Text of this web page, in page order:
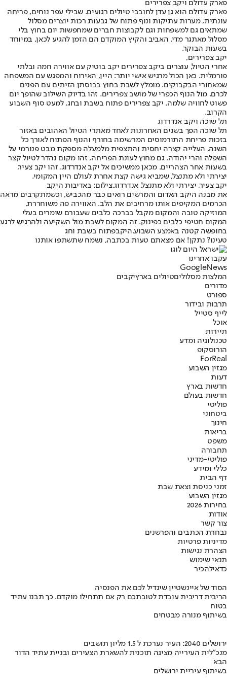
פארק עדולם ויקב צפרירים
פארק עדולם הוא גן עדן לחובבי טיולים רגועים. שבילי עפר נוחים, פריחה
עונתית, מערות עתיקות ונוף פתוח של גבעות רכות יוצרים מסלול
שמתאים גם למשפחות וגם לקבוצות חברים שמחפשות יום בחוץ בלי
מסלול מאתגר מדי. האביב והקיץ המוקדם הם הזמן להגיע לכאן, במיוחד
בשעות הבוקר.
יקב צפרירים,
אחרי הטיול, עוצרים ביקב צפרירים יקב בוטיק עם אווירה חמה ובלתי
פורמלית. כאן הכול מרגיש אישי יותר: היין, האירוח והמפגש עם המשפחה
שמאחורי הבקבוקים. מומלץ לשבת בחוץ בבוסתן הזיתים עם הפנים
לכרם, מול הנוף הכפרי של מושב צפרירים. זהו בדיוק השילוב שהופך יום
פשוט לחוויה שלמה. יקב צפרירים פתוח בשבת ובחג, למעט סוף השבוע
הקרוב.
תל שוכה ויקב אנדרדוג
תל שוכה הפך בשנים האחרונות לאחד מאתרי הטיול האהובים באזור
בזכות פריחת התורמוסים המרשימה בחורף והנוף הפתוח לאורך כל
השנה. העלייה קצרה יחסית והתצפית מלמעלה מספקת מבט פנורמי על
השפלה והרי יהודה. גם מחוץ לעונת הפריחה, זהו מקום נהדר לטיול קצר
בשעות אחר הצהריים. מכאן ממשיכים אל יקב אנדרדוג. זהו יקב צעיר,
יצירתי ולא מתנצל, שמביא גישה קצת אחרת לעולם היין המקומי.
יקב צעיר, יצירתי ולא מתנצל. אנדרדוג,צילום: באדיבות היקב
את מבנה היקב האדום והמרשים רואים כבר מהכביש, וכשמתקרבים מראה
הכרמים המקיפים אותו מרחיבים את הלב. האווירה פה משוחררת,
המוזיקה טובה והמקום מקבל בברכה כלבים שעבורם שומרים בעלי
המקום חטיפי כלבים כפינוק. זה המקום לשבת מול השקיעה ולהרגיש לרגע
בחופשה קטנה באמצע השבוע.היקבפתוח בשבת וחג
טעינו? נתקן! אם מצאתם טעות בכתבה, נשמח שתשתפו אותנו
עקבו אחרינו
Googl eNews
המלצות מסלוליםטיולים בארץיקבים
מדורים
ספורט
תרבות ובידור
לייף סטייל
אוכל
תיירות
טכנולוגיה ומדע
הורוסקופ
ForReal
מגזין השבוע
דעות
חדשות בארץ
חדשות בעולם
פוליטי
ביטחוני
חינוך
בריאות
משפט
תחבורה
פוליטי-מדיני
כללי ומידע
דף הבית
זמני כניסת וצאת שבת
מגזין השבוע
בחירות 2026
אודות
צור קשר
נבחרת הכתבים והפרשנים
מדיניות פרטיות
הצהרת נגישות
תנאי שימוש
כדאילהכיר
הסוד של איינשטיין שיגדיל לכם את הפנסיה
הריבית דריבית עובדת לטובתכם רק אם תתחילו מוקדם. כך תבנו עתיד
בטוח
בשיתוף מנורה מבטחים
ירושלים 2040: העיר נערכת ל 1.5 מליון תושבים
מנכ"לית העירייה מציגה תוכנית להשארת הצעירים ובניית עתיד הדור
הבא
בשיתוף עיריית ירושלים